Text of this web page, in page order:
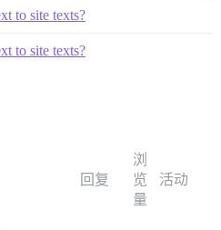
to site texts?
to site texts?
回复
浏
览
量
活动